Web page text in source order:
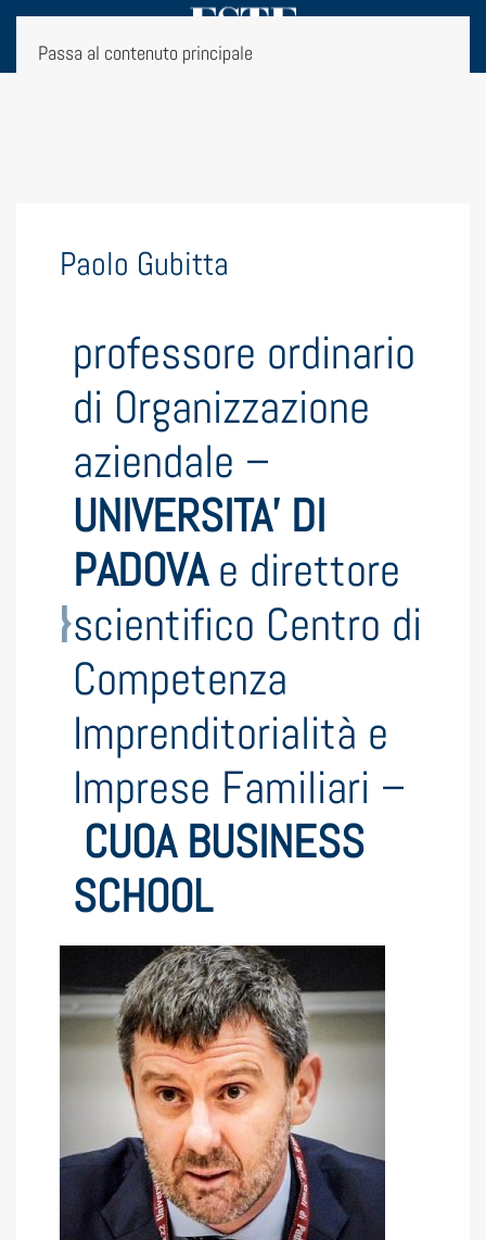
Passa al contenuto principale
Paolo Gubitta
professore ordinario
di Organizzazione
aziendale –
UNIVERSITA’ DI
PADOVAe direttore
scientifico Centro di
Competenza
Imprenditorialità e
Imprese Familiari –
CUOA BUSINESS
SCHOOL